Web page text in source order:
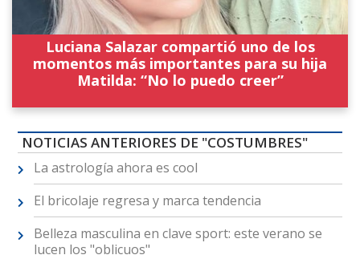
Luciana Salazar compartió uno de los
momentos más importantes para su hija
Matilda: “No lo puedo creer”
NOTICIAS ANTERIORES DE "COSTUMBRES"
La astrología ahora es cool
El bricolaje regresa y marca tendencia
Belleza masculina en clave sport: este verano se
lucen los "oblicuos"